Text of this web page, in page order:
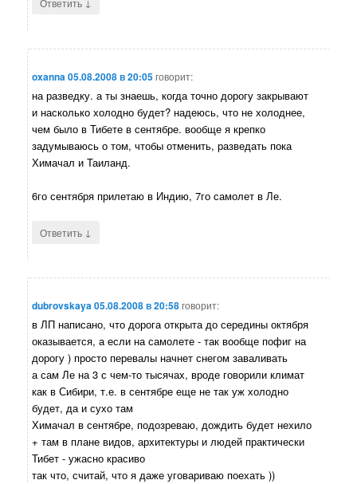
Ответить
oxanna05.08.2008 в 20:05говорит:
на разведку. а ты знаешь, когда точно дорогу закрывают
и насколько холодно будет? надеюсь, что не холоднее,
чем было в Тибете в сентябре. вообще я крепко
задумываюсь о том, чтобы отменить, разведать пока
Химачал и Таиланд.
6го сентября прилетаю в Индию, 7го самолет в Ле.
Ответить ↓
dubrovskaya05.08.2008 в 20:58говорит:
в ЛП написано, что дорога открыта до середины октября
оказывается, а если на самолете - так вообще пофиг на
дорогу ) просто перевалы начнет снегом заваливать
а сам Ле на 3 с чем-то тысячах, вроде говорили климат
как в Сибири, т.е. в сентябре еще не так уж холодно
будет, да и сухо там
Химачал в сентябре, подозреваю, дождить будет нехило
+ там в плане видов, архитектуры и людей практически
Тибет - ужасно красиво
так что, считай, что я даже уговариваю поехать ))